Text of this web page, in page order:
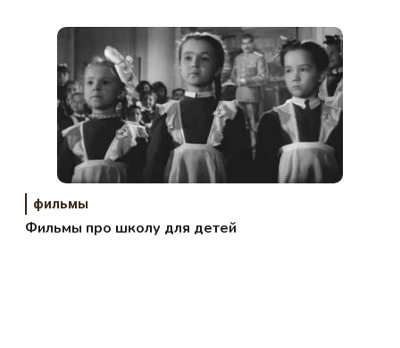
фильмы
Фильмы про школу для детей